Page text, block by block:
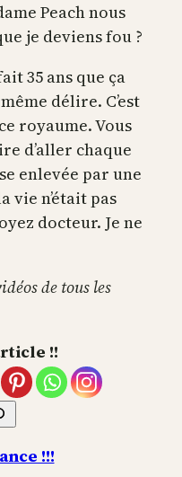
Peach nous
je deviens fou ?
35 ans que ça
délire. C’est
royaume. Vous
d’aller chaque
enlevée par une
vie n’était pas
docteur. Je ne
de tous les
!!
!!!